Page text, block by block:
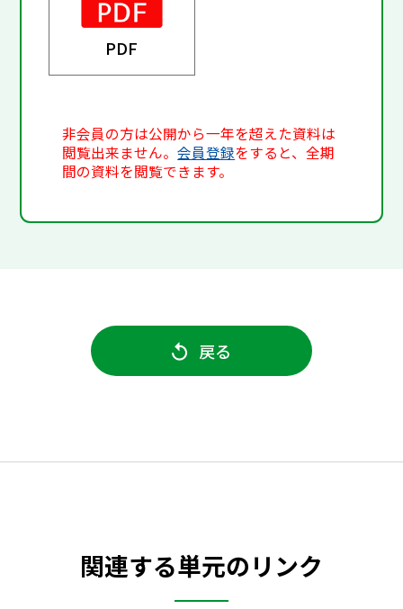
PDF
非会員の方は公開から一年を超えた資料は
閲覧出来ません。会員登録をすると、全期
間の資料を閲覧できます。
戻る
関連する単元のリンク